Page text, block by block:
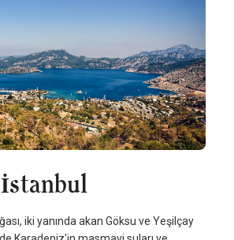
iki yanında akan Göksu ve Yeşilçay